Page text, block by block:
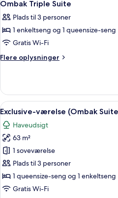
alle
billeder
af
Ombak
Triple
Ombak Triple Suite
Plads til 3 personer
1 enkeltseng og 1 queensize-seng
Gratis Wi-Fi
Flere oplysninger
Flere
Triple
Suite
Indlæs
alle
billeder
af
Exclusive-
værelse
(Ombak
Suite)
4
Exclusive-værelse (Ombak
Haveudsigt
63 m²
1 soveværelse
Plads til 3 personer
1 queensize-seng og 1 enkeltseng
Gratis Wi-Fi